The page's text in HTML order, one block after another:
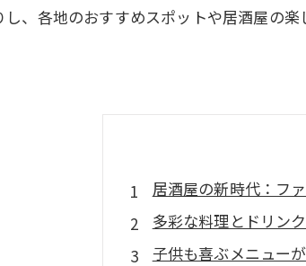
、各地のおすすめスポットや居酒屋の
居酒屋の新時代：フ
多彩な料理とドリン
子供も喜ぶメニュー